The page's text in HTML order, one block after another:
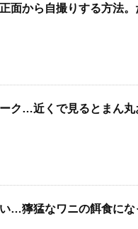
面から自撮りする方法
ク…近くで見るとまん丸
…獰猛なワニの餌食にな